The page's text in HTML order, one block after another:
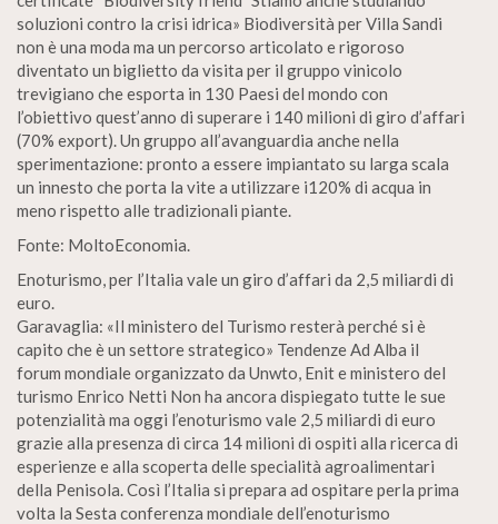
soluzioni contro la crisi idrica» Biodiversità per Villa Sandi
non è una moda ma un percorso articolato e rigoroso
diventato un biglietto da visita per il gruppo vinicolo
trevigiano che esporta in 130 Paesi del mondo con
l’obiettivo quest’anno di superare i 140 milioni di giro d’affari
(70% export). Un gruppo all’avanguardia anche nella
sperimentazione: pronto a essere impiantato su larga scala
un innesto che porta la vite a utilizzare i120% di acqua in
meno rispetto alle tradizionali piante.
Fonte: MoltoEconomia.
Enoturismo, per l’Italia vale un giro d’affari da 2,5 miliardi di
euro.
Garavaglia: «Il ministero del Turismo resterà perché si è
capito che è un settore strategico» Tendenze Ad Alba il
forum mondiale organizzato da Unwto, Enit e ministero del
turismo Enrico Netti Non ha ancora dispiegato tutte le sue
potenzialità ma oggi l’enoturismo vale 2,5 miliardi di euro
grazie alla presenza di circa 14 milioni di ospiti alla ricerca di
esperienze e alla scoperta delle specialità agroalimentari
della Penisola. Così l’Italia si prepara ad ospitare perla prima
volta la Sesta conferenza mondiale dell’enoturismo